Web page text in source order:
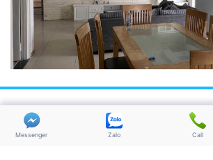
Messenger Zalo Call